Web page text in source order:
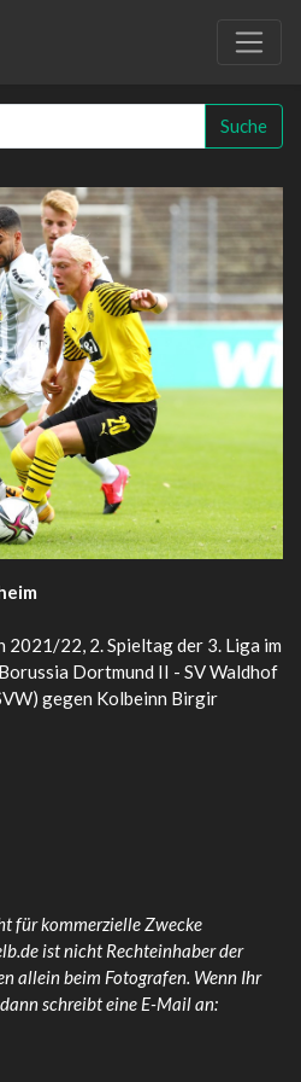
Suche
2021/22, 2. Spieltag der 3. Liga im
Dortmund II - SV Waldhof
gegen Kolbeinn Birgir
für kommerzielle Zwecke
ist nicht Rechteinhaber der
allein beim Fotografen. Wenn Ihr
schreibt eine E-Mail an: